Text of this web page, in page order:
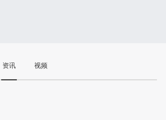
资讯 视频